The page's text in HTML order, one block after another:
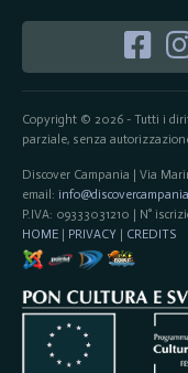
Copyright © 2026 - Tutti i
parziale, senza
Discover Campania | Via
email:
P.IVA: 09333031210 | N°
HOME| PRIVACY | CREDITS